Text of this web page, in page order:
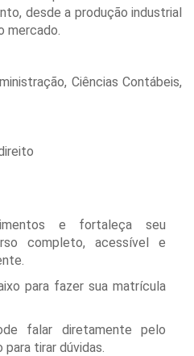
desde a produção industrial
mercado.
Ciências Contábeis,
e fortaleça seu
completo, acessível e
para fazer sua matrícula
falar diretamente pelo
tirar dúvidas.